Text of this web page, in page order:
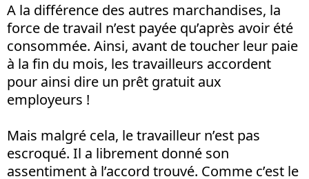
A la différence des autres marchandises, la
force de travail n’est payée qu’après avoir été
consommée. Ainsi, avant de toucher leur paie
à la fin du mois, les travailleurs accordent
pour ainsi dire un prêt gratuit aux
employeurs !
Mais malgré cela, le travailleur n’est pas
escroqué. Il a librement donné son
assentiment à l’accord trouvé. Comme c’est le